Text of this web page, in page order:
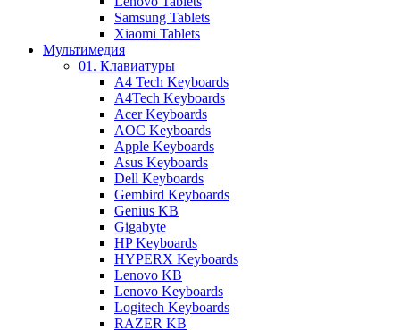
Samsung Tablets
Xiaomi Tablets
Мультимедия
01. Клавиатуры
A4 Tech Keyboards
A4Tech Keyboards
Acer Keyboards
AOC Keyboards
Apple Keyboards
Asus Keyboards
Dell Keyboards
Gembird Keyboards
Genius KB
Gigabyte
HP Keyboards
HYPERX Keyboards
Lenovo KB
Lenovo Keyboards
Logitech Keyboards
RAZER KB